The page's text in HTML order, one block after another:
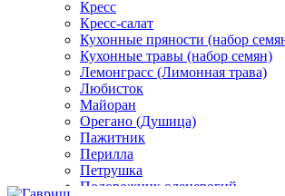
Кресс
Кресс-салат
Кухонные пряности (набор
Кухонные травы (набор семян)
Лемонграсс (Лимонная трава)
Любисток
Майоран
Орегано (Душица)
Пажитник
Перилла
Петрушка
Подорожник оленерогий